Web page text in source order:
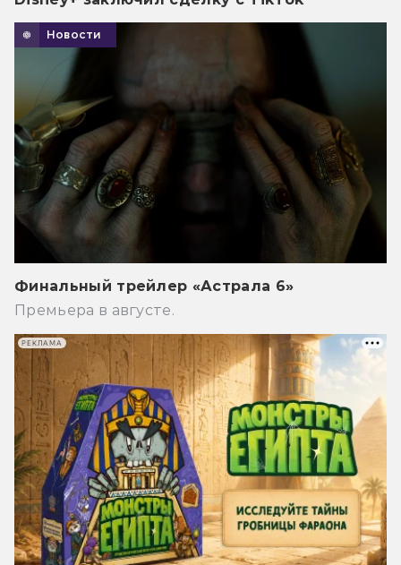
Новости
Финальный трейлер «Астрала 6»
Премьера в августе.
РЕКЛАМА